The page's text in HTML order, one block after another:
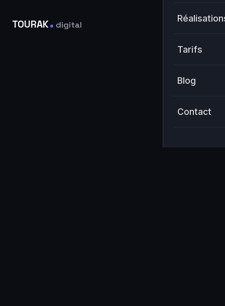
TOURAK. digital
Tarifs
Blog
Contact